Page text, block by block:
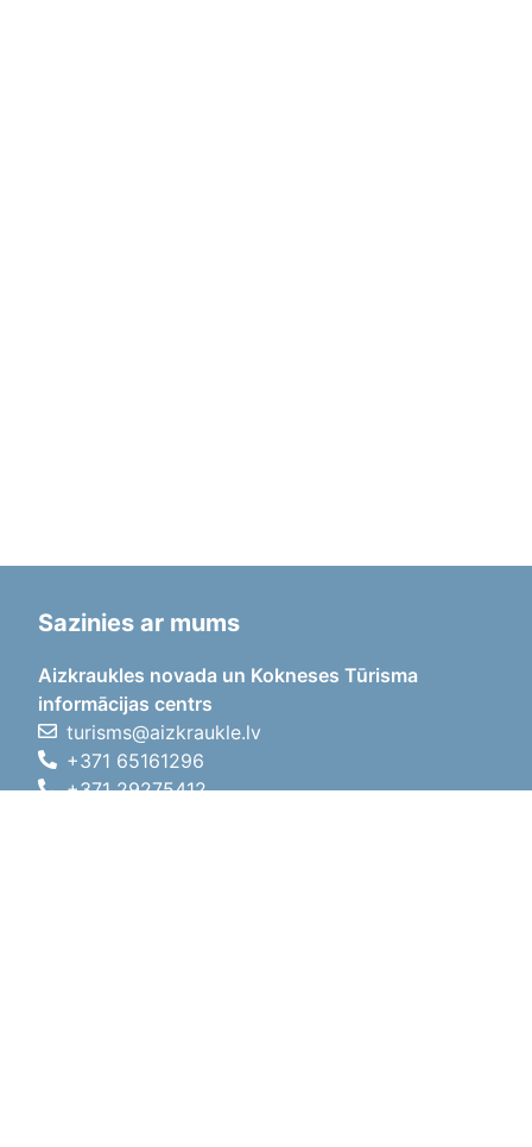
Sazinies ar mums
Aizkraukles novada un Kokneses Tūrisma
informācijas centrs
turisms@aizkraukle.lv
+371 65161296
+371 29275412